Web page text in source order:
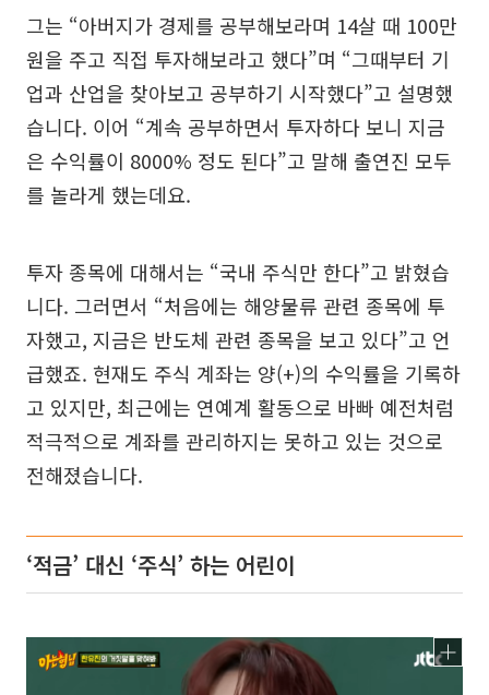
그는 “아버지가 경제를 공부해보라며 14살 때 100만
원을 주고 직접 투자해보라고 했다”며 “그때부터 기
업과 산업을 찾아보고 공부하기 시작했다”고 설명했
습니다. 이어 “계속 공부하면서 투자하다 보니 지금
은 수익률이 8000% 정도 된다”고 말해 출연진 모두
를 놀라게 했는데요.
투자 종목에 대해서는 “국내 주식만 한다”고 밝혔습
니다. 그러면서 “처음에는 해양물류 관련 종목에 투
자했고, 지금은 반도체 관련 종목을 보고 있다”고 언
급했죠. 현재도 주식 계좌는 양(+)의 수익률을 기록하
고 있지만, 최근에는 연예계 활동으로 바빠 예전처럼
적극적으로 계좌를 관리하지는 못하고 있는 것으로
전해졌습니다.
‘적금’ 대신 ‘주식’ 하는 어린이